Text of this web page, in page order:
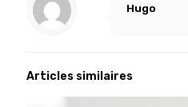
Hugo
Articles similaires